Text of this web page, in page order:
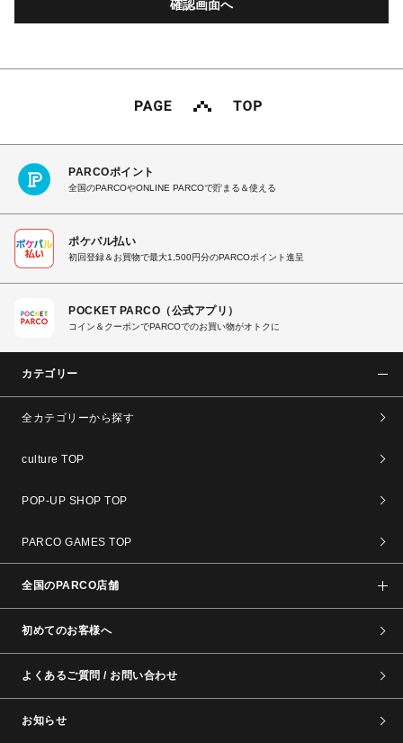
PARCOポイント
全国のPARCOやONLINE PARCOで貯まる＆使える
ポケパル払い
初回登録＆お買物で最大1,500円分のPARCOポイント進呈
POCKET PARCO（公式アプリ）
コイン＆クーポンでPARCOでのお買い物がオトクに
カテゴリー
全カテゴリーから探す
culture TOP
POP-UP SHOP TOP
PARCO GAMES TOP
全国のPARCO店舗
初めてのお客様へ
よくあるご質問 / お問い合わせ
お知らせ